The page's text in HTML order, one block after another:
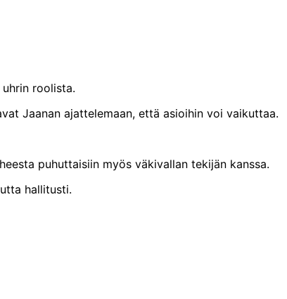
roolista.
Jaanan ajattelemaan, että asioihin voi vaikuttaa.
puhuttaisiin myös väkivallan tekijän kanssa.
hallitusti.